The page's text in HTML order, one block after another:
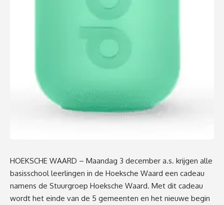
HOEKSCHE WAARD – Maandag 3 december a.s. krijgen alle
basisschool leerlingen in de Hoeksche Waard een cadeau
namens de Stuurgroep Hoeksche Waard. Met dit cadeau
wordt het einde van de 5 gemeenten en het nieuwe begin